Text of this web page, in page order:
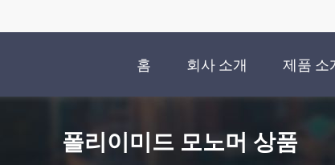
홈 회사 소개 제품 소
폴리이미드 모노머 상품